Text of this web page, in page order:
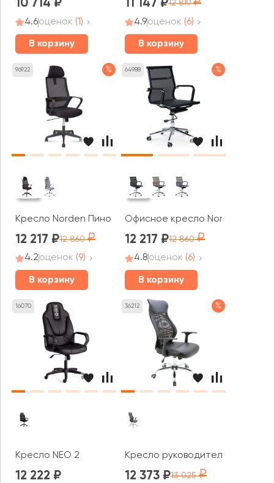
10 714
4.6оценок (1)
В корзину
11 147 12 819
4.9оценок (6)
В корзину
96922 %
Кресло Norden Пино / Pino black
12 217 12 860
4.2оценок (9)
В корзину
64988 %
Офисное кресло Norden
12 217 12 860
4.8оценок (6)
В корзину
16070
Кресло NEO 2
12 222
36212 %
Кресло руководителя AL 779
12 373 13 025